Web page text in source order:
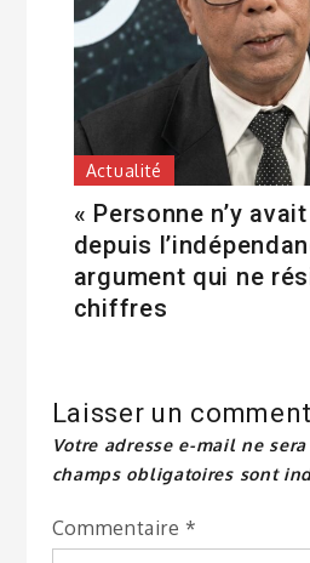
Actualité
« Personne n’y
depuis
argument qui ne
chiffres
Laisser un
Votre adresse e-mail ne
champs obligatoires sont
Commentaire *